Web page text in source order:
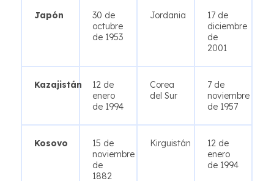
Japón
30 de
octubre
de 1953
Jordania
17 de
diciembre
de
2001
Kazajistán
12 de
enero
de 1994
Corea
del Sur
7 de
noviembre
de 1957
Kosovo
15 de
noviembre
de
1882
Kirguistán
12 de
enero
de 1994